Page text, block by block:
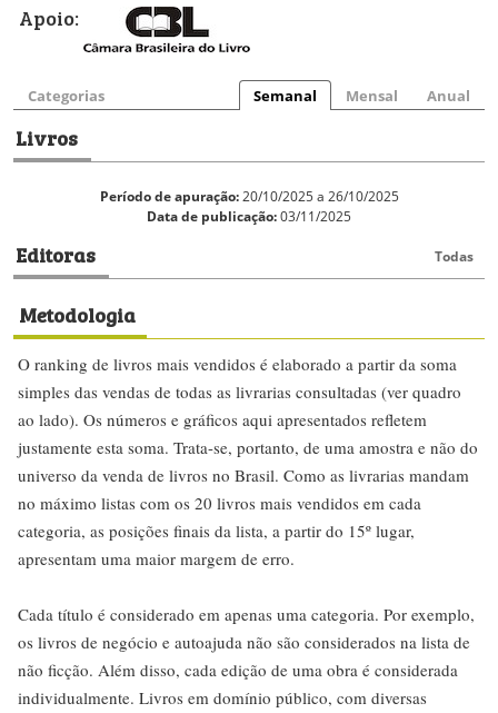
Apoio:
Categorias Semanal Mensal Anual
Livros
Período de apuração:20/10/2025 a 26/10/2025
Data de publicação:03/11/2025
Editoras Todas
Metodologia
O ranking de livros mais vendidos é elaborado a partir da soma
simples das vendas de todas as livrarias consultadas (ver quadro
ao lado). Os números e gráficos aqui apresentados refletem
justamente esta soma. Trata-se, portanto, de uma amostra e não do
universo da venda de livros no Brasil. Como as livrarias mandam
no máximo listas com os 20 livros mais vendidos em cada
categoria, as posições finais da lista, a partir do 15º lugar,
apresentam uma maior margem de erro.
Cada título é considerado em apenas uma categoria. Por exemplo,
os livros de negócio e autoajuda não são considerados na lista de
não ficção. Além disso, cada edição de uma obra é considerada
individualmente. Livros em domínio público, com diversas